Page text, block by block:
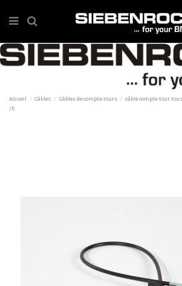
Accueil Câbles Câbles de compte-tours
câble compte-tour
/5